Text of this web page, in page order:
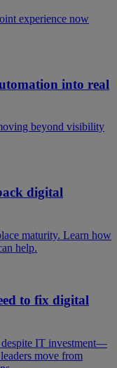
experience now
into real
beyond visibility
digital
maturity. Learn how
help.
to fix digital
IT investment—
move from